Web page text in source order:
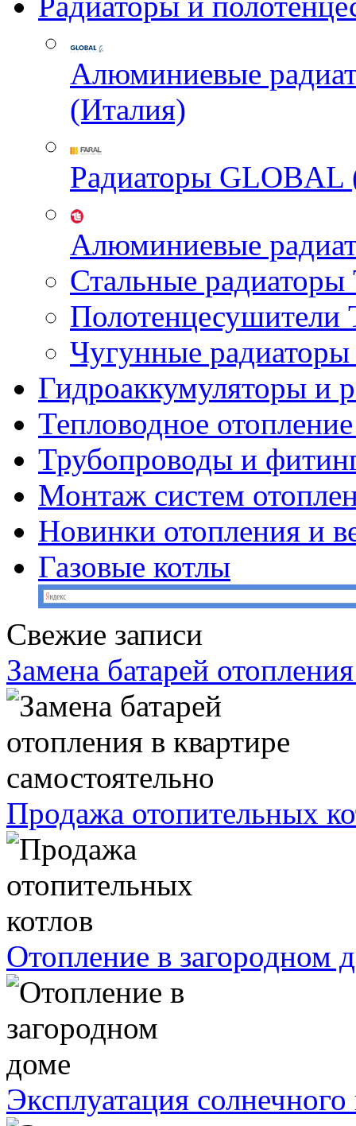
Алюминиевые
(Италия)
Радиаторы GLOBAL
Алюминиевые
Стальные
Чугунные
Гидроаккумуляторы и
Тепловодное
Трубопроводы и
Монтаж систем
Новинки отопления и
Газовые котлы
Свежие записи
Замена батарей
Продажа отопительных
Отопление в загородном
Эксплуатация солнечного